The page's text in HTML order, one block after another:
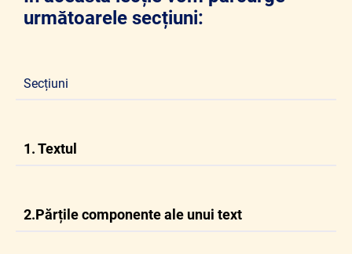
următoarele secțiuni:
Secțiuni
1. Textul
2.Părțile componente ale unui text